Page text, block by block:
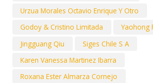
Urzua Morales Octavio Enrique Y Otro
Godoy & Cristino Limitada
Yaohong
Jingguang Qiu
Siges Chile S A
Karen Vanessa Martinez Ibarra
Roxana Ester Almarza Cornejo